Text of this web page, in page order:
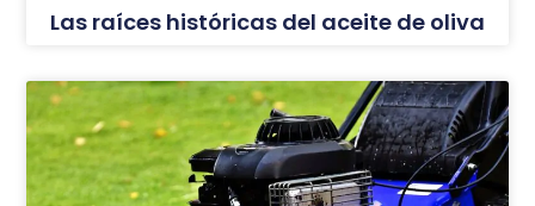
Las raíces históricas del aceite de oliva